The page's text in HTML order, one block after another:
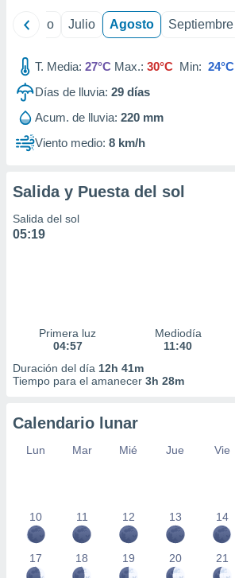
e
mediante
publicidad
de
Junio Julio Agosto Septiembre
T. Media: 27°C Max.: 30°C Min: 24°C
Días de lluvia: 29 días
Acum. de lluvia: 220 mm
Viento medio: 8 km/h
Salida y Puesta del sol
Salida del sol
05:19
Primera luz
04:57
Mediodía
11:40
Duración del día 12h 41m
Tiempo para el amanecer 3h 28m
Calendario lunar
Lun Mar Mié Jue Vie
10 11 12 13 14
17 18 19 20 21